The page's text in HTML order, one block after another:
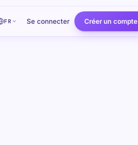
FR Se connecter Créer un compte